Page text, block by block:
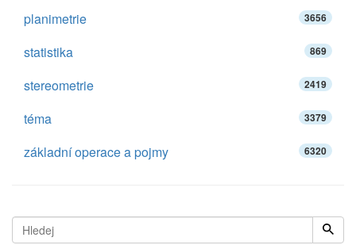
planimetrie 3656
statistika 869
stereometrie 2419
téma 3379
základní operace a pojmy 6320